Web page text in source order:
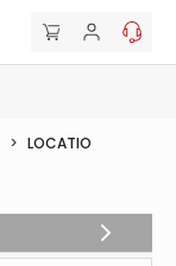
> LOCATIO